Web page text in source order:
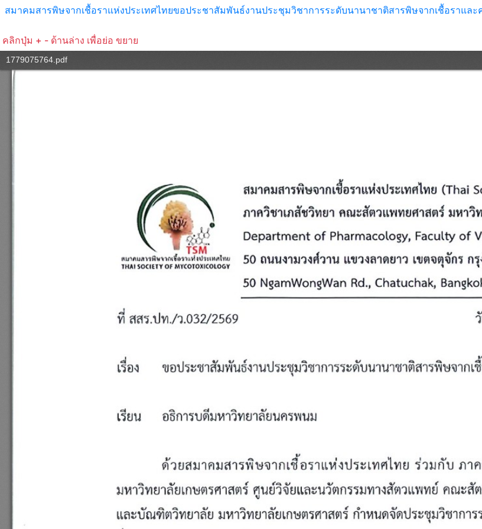
สมาคมสารพิษจากเชื้อราแห่งประเทศไทยขอประชาสัมพันธ์งานประชุมวิชาการระดับนานาชาติสารพิษจากเชื้อราแล
คลิกปุ่ม + - ด้านล่าง เพื่อย่อ ขยาย